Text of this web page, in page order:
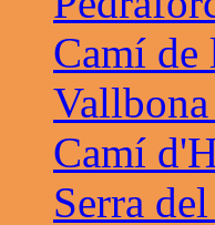
Camí de
Camí
Serra